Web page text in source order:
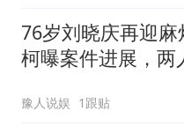
76岁刘晓庆再迎麻
柯曝案件进展，两
豫人说娱 1跟贴